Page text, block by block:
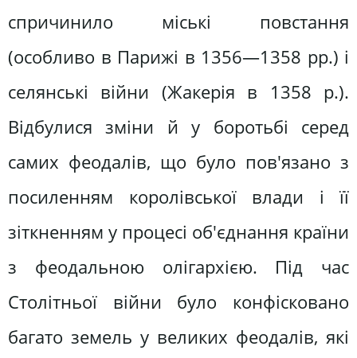
спричинило міські повстання
(особливо в Парижі в 1356—1358 рр.) і
селянські війни (Жакерія в 1358 р.).
Відбулися зміни й у боротьбі серед
самих феодалів, що було пов'язано з
посиленням королівської влади і її
зіткненням у процесі об'єднання країни
з феодальною олігархією. Під час
Столітньої війни було конфісковано
багато земель у великих феодалів, які